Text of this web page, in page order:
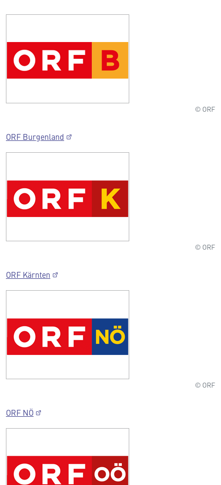
© ORF
ORF Burgenland
© ORF
ORF Kärnten
© ORF
ORF NÖ